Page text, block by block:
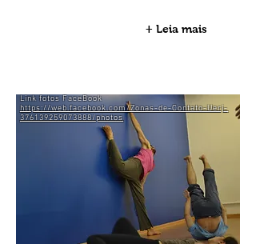
Link fotos FaceBook
https://web.facebook.com/Zonas-de-Contato-Uerj-
376139259073888/photos
+ Leia mais